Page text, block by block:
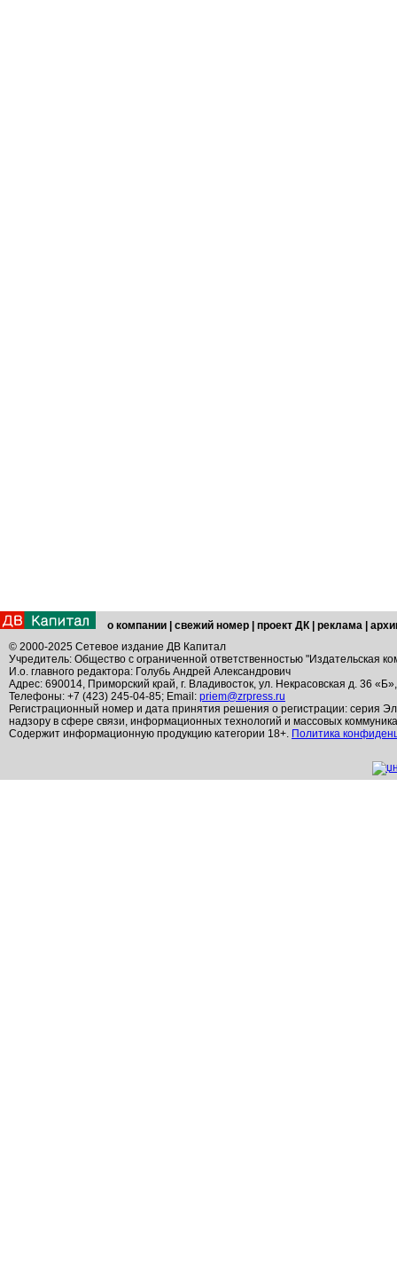
о компании свежий номер проект ДК реклама
© 2000-2025 Сетевое издание ДВ Капитал
Учредитель: Общество с ограниченной ответственностью "Издательская
И.о. главного редактора: Голубь Андрей Александрович
Адрес: 690014, Приморский край, г. Владивосток, ул. Некрасовская д. 36
Телефоны: +7 (423) 245-04-85; Email: priem@zrpress.ru
Регистрационный номер и дата принятия решения о регистрации: серия
надзору в сфере связи, информационных технологий и массовых
Содержит информационную продукцию категории 18+. Политика